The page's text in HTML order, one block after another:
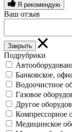
Я рекомендую
Ваш отзыв
Закрыть
Подрубрики
Банковское,
Водоочистное
Газовое
Другое
Компрессорное
Медицинское